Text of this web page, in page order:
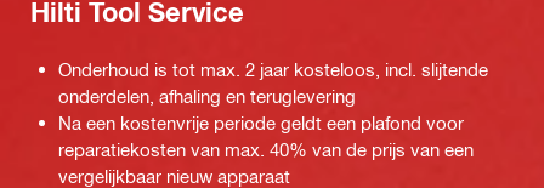
Hilti Tool Service
Onderhoud is tot max. 2 jaar kosteloos, incl. slijtende
onderdelen, afhaling en teruglevering
Na een kostenvrije periode geldt een plafond voor
reparatiekosten van max. 40% van de prijs van een
vergelijkbaar nieuw apparaat